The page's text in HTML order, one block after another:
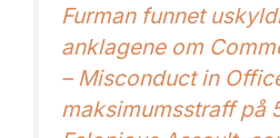
Furman funnet
anklagene om
– Misconduct in
maksimumsstraff på